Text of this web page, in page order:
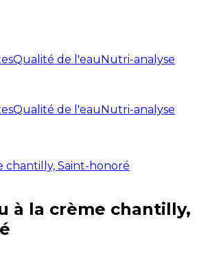
Qualité de l'eauNutri-analyse
Qualité de l'eauNutri-analyse
chantilly, Saint-honoré
à la crème chantilly,